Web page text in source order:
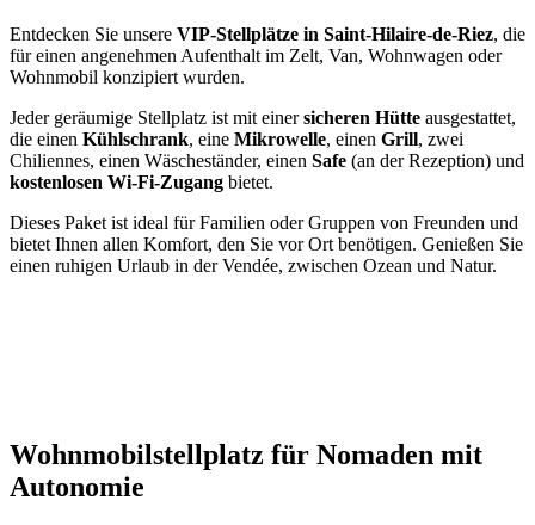
Entdecken Sie unsere VIP-Stellplätze in Saint-Hilaire-de-Riez, die
für einen angenehmen Aufenthalt im Zelt, Van, Wohnwagen oder
Wohnmobil konzipiert wurden.
Jeder geräumige Stellplatz ist mit einersicheren Hütte ausgestattet,
die einen Kühlschrank, eine Mikrowelle, einen Grill, zwei
Chiliennes, einen Wäscheständer, einen Safe (an der Rezeption) und
kostenlosen Wi-Fi-Zugang bietet.
Dieses Paket ist ideal für Familien oder Gruppen von Freunden und
bietet Ihnen allen Komfort, den Sie vor Ort benötigen. Genießen Sie
einen ruhigen Urlaub in der Vendée, zwischen Ozean und Natur.
Wohnmobilstellplatz für Nomaden mit
Autonomie